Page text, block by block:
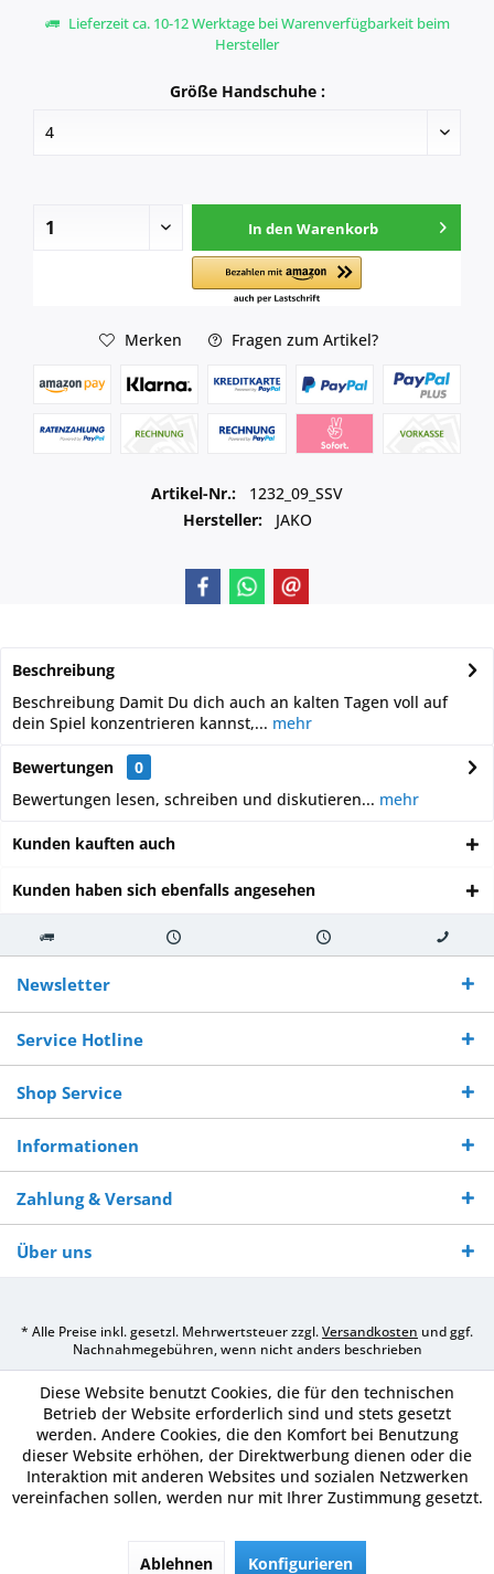
Lieferzeit ca. 10-12 Werktage bei Warenverfügbarkeit beim
Hersteller
Größe Handschuhe :
In den Warenkorb
Merken Fragen zum Artikel?
Artikel-Nr.:
1232_09_SSV
Hersteller:
JAKO
Beschreibung
Beschreibung Damit Du dich auch an kalten Tagen voll auf
dein Spiel konzentrieren kannst,... mehr
Bewertungen
0
Bewertungen lesen, schreiben und diskutieren... mehr
Kunden kauften auch
Kunden haben sich ebenfalls angesehen
Kostenloser
Versand ab €
250,-
Versand innerhalb von Versand von So erreichen
Sie uns 0160
970 511 90
Newsletter
Service Hotline
Shop Service
Informationen
Zahlung & Versand
Über uns
* Alle Preise inkl. gesetzl. Mehrwertsteuer zzgl.Versandkosten und ggf.
Nachnahmegebühren, wenn nicht anders beschrieben
Diese Website benutzt Cookies, die für den technischen
Betrieb der Website erforderlich sind und stets gesetzt
werden. Andere Cookies, die den Komfort bei Benutzung
dieser Website erhöhen, der Direktwerbung dienen oder die
Interaktion mit anderen Websites und sozialen Netzwerken
vereinfachen sollen, werden nur mit Ihrer Zustimmung gesetzt.
Ablehnen Konfigurieren